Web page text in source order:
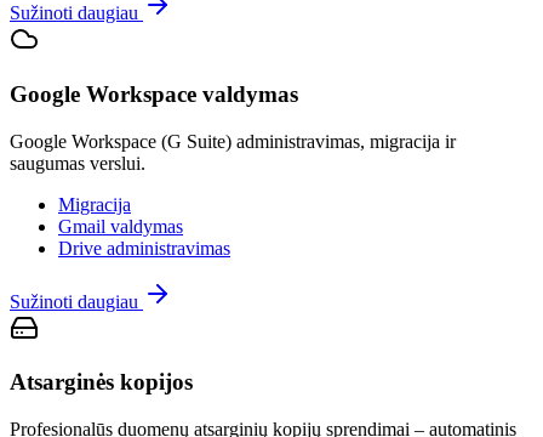
Sužinoti daugiau
Google Workspace valdymas
Google Workspace (G Suite) administravimas, migracija ir
saugumas verslui.
Migracija
Gmail valdymas
Drive administravimas
Sužinoti daugiau
Atsarginės kopijos
Profesionalūs duomenų atsarginių kopijų sprendimai – automatinis